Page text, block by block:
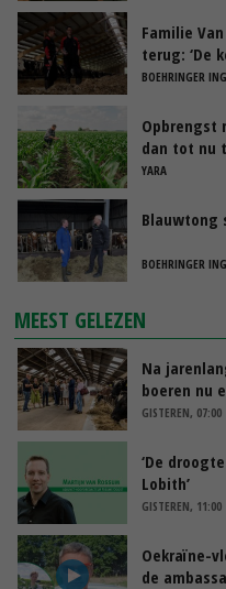
Familie
terug: ‘De
BOEHRINGER
Opbrengst
dan tot nu
YARA
Blauwtong
BOEHRINGER
MEEST GELEZEN
Na
boeren nu
GISTEREN, 07:00
‘De
Lobith’
GISTEREN, 11:00
Oekraïne-
de